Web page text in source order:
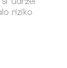
riziko